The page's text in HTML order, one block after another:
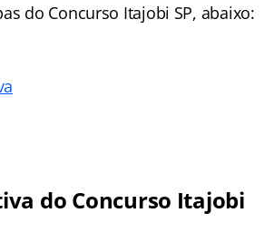
do Concurso Itajobi SP, abaixo:
do Concurso Itajobi